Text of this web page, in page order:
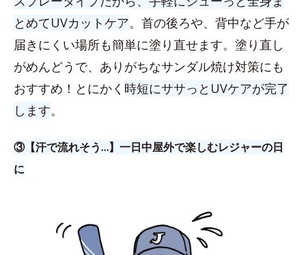
とめてUVカットケア。首の後ろや、背中など手が
届きにくい場所も簡単に塗り直せます。塗り直し
がめんどうで、ありがちなサンダル焼け対策にも
おすすめ！とにかく 時短にササっとUVケアが完了
します。
③【汗で流れそう…】一日中屋外で楽しむレジャーの日
に